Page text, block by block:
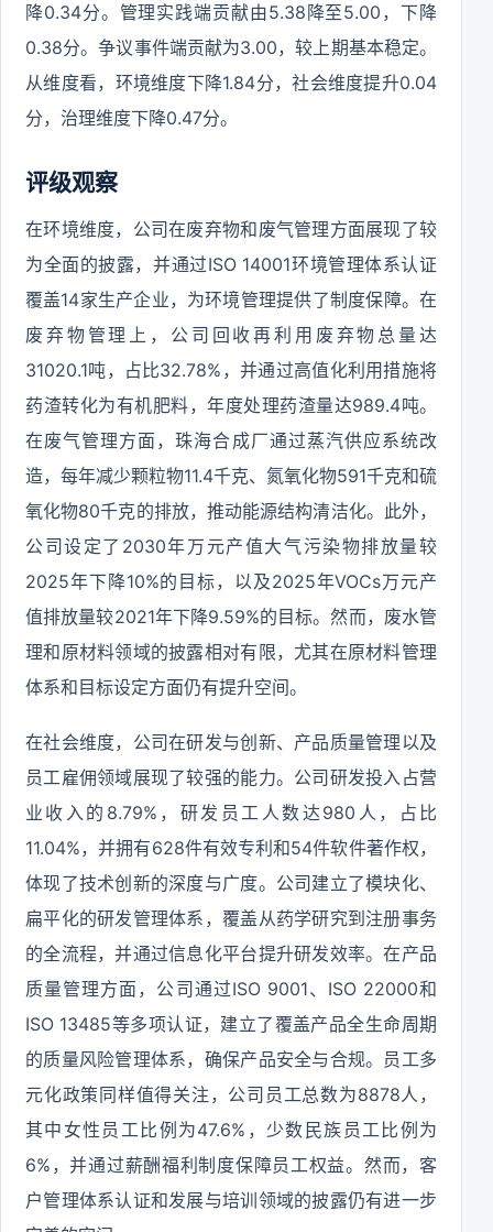
降0.34分。管理实践端贡献由5.38降至5.00，下降
0.38分。争议事件端贡献为3.00，较上期基本稳定。
从维度看，环境维度下降1.84分，社会维度提升0.04
分，治理维度下降0.47分。
评级观察
在环境维度，公司在废弃物和废气管理方面展现了较
为全面的披露，并通过ISO 14001环境管理体系认证
覆盖14家生产企业，为环境管理提供了制度保障。在
废弃物管理上，公司回收再利用废弃物总量达
31020.1吨，占比32.78%，并通过高值化利用措施将
药渣转化为有机肥料，年度处理药渣量达989.4吨。
在废气管理方面，珠海合成厂通过蒸汽供应系统改
造，每年减少颗粒物11.4千克、氮氧化物591千克和硫
氧化物80千克的排放，推动能源结构清洁化。此外，
公司设定了2030年万元产值大气污染物排放量较
2025年下降10%的目标，以及2025年VOCs万元产
值排放量较2021年下降9.59%的目标。然而，废水管
理和原材料领域的披露相对有限，尤其在原材料管理
体系和目标设定方面仍有提升空间。
在社会维度，公司在研发与创新、产品质量管理以及
员工雇佣领域展现了较强的能力。公司研发投入占营
业收入的8.79%，研发员工人数达980人，占比
11.04%，并拥有628件有效专利和54件软件著作权，
体现了技术创新的深度与广度。公司建立了模块化、
扁平化的研发管理体系，覆盖从药学研究到注册事务
的全流程，并通过信息化平台提升研发效率。在产品
质量管理方面，公司通过ISO 9001、ISO 22000和
ISO 13485等多项认证，建立了覆盖产品全生命周期
的质量风险管理体系，确保产品安全与合规。员工多
元化政策同样值得关注，公司员工总数为8878人，
其中女性员工比例为47.6%，少数民族员工比例为
6%，并通过薪酬福利制度保障员工权益。然而，客
户管理体系认证和发展与培训领域的披露仍有进一步